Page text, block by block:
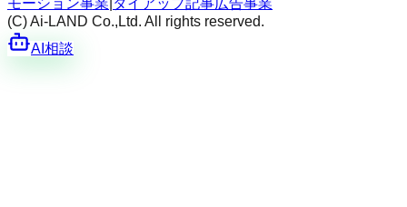
(C) Ai-LAND Co.,Ltd. All rights reserved.
AI相談